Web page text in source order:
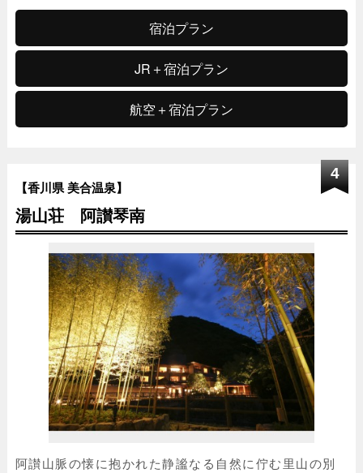
宿泊プラン
JR＋宿泊プラン
航空＋宿泊プラン
4
【香川県 美合温泉】
湯山荘 阿讃琴南
阿讃山脈の懐に抱かれた静謐なる自然に佇む里山の別